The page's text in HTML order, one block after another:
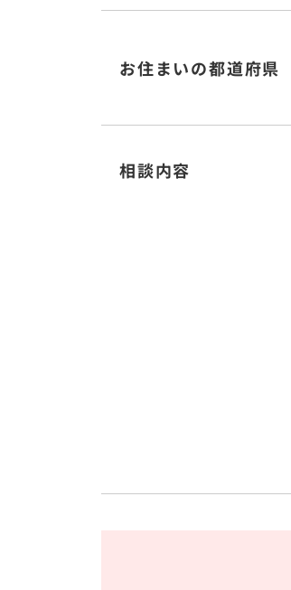
お住まいの都道府県
相談内容